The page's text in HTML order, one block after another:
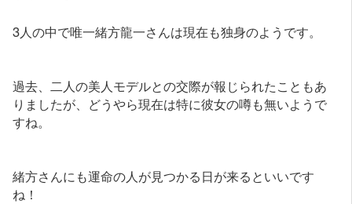
3人の中で唯一緒方龍一さんは現在も独身のようです。
過去、二人の美人モデルとの交際が報じられたこともあ
りましたが、どうやら現在は特に彼女の噂も無いようで
すね。
緒方さんにも運命の人が見つかる日が来るといいです
ね！